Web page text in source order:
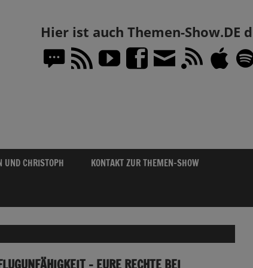
Hier ist auch Themen-Show.DE
UND CHRISTOPH KONTAKT ZUR THEMEN-SHOW
– EURE RECHTE BEI